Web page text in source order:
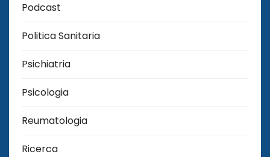
Podcast
Politica Sanitaria
Psichiatria
Psicologia
Reumatologia
Ricerca